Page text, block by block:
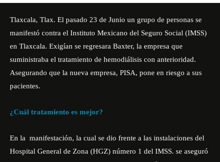
Tlaxcala, Tlax. El pasado 23 de Junio un grupo de personas se
manifestó contra el Instituto Mexicano del Seguro Social (IMSS)
en Tlaxcala. Exigían se regresara Baxter, la empresa que
suministraba el tratamiento de hemodiálisis con anterioridad.
Asegurando que la nueva empresa, PISA, pone en riesgo a sus
pacientes.
¿Cuál tratamiento es mejor?
En la manifestación, la cual se dio frente a las instalaciones del
Hospital General de Zona (HGZ) número 1 del IMSS. se aseguró